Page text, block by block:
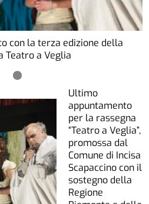
con la terza edizione della
Teatro a Veglia
Ultimo
appuntamento
per la rassegna
“Teatro a Veglia”,
promossa dal
Comune di Incisa
Scapaccino con il
sostegno della
Regione